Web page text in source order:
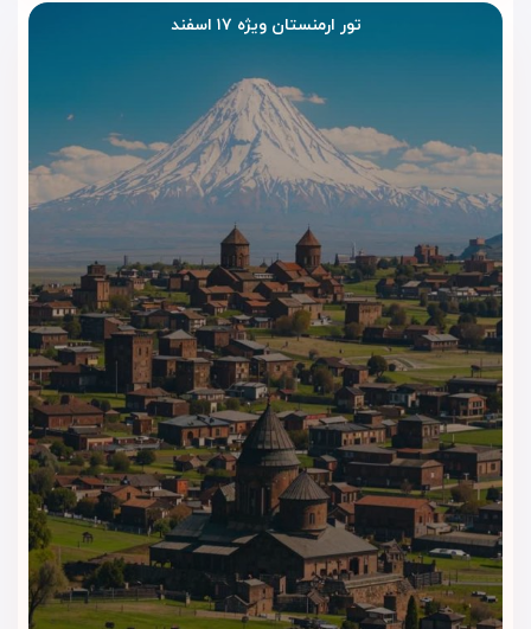
کافی‌شاپ دنج هتل محیطی آرام برای نوشیدن قهوه تازه، چای
معطر یا دسرهای خانگی دارد. نور ملایم، بوی قهوه‌ی تازه و فضای
صمیمی باعث می‌شود این بخش از هتل، مکانی ایده‌آل برای
استراحت یا گفت‌وگوی دوستانه باشد.
رفتار صمیمی کارکنان و سرویس‌دهی دقیق، رستوران و کافی‌شاپ
هتل مرین ایروان را به یکی از محبوب‌ترین انتخاب‌ها میان مسافران
ایرانی و خارجی تبدیل کرده است.
تور ارمنستان ویژه ۱۷ اسفند